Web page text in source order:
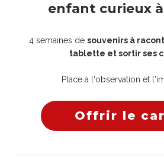
enfant curieux
4 semaines de souvenirs à
tablette et sortir ses
Place à l'observation et
Offrir le